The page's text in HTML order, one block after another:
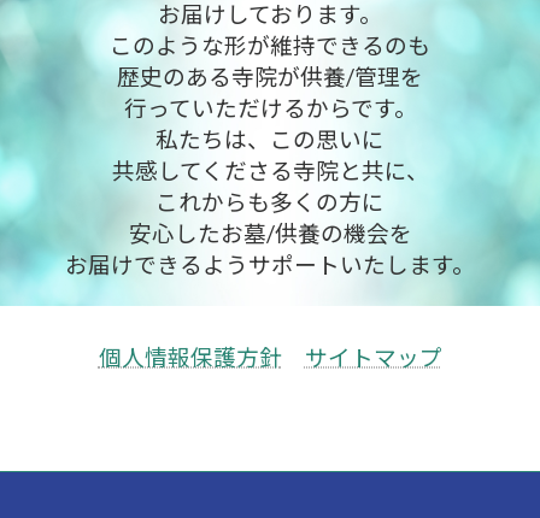
お届けしております。
このような形が維持できるのも
歴史のある寺院が供養/管理を
行っていただけるからです。
私たちは、この思いに
共感してくださる寺院と共に、
これからも多くの方に
安心したお墓/供養の機会を
お届けできるようサポートいたします。
個人情報保護方針 サイトマップ